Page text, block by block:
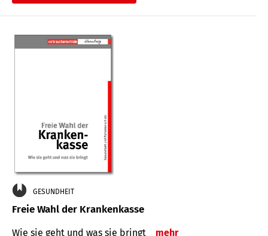
GESUNDHEIT
Freie Wahl der Krankenkasse
Wie sie geht und was sie bringt mehr